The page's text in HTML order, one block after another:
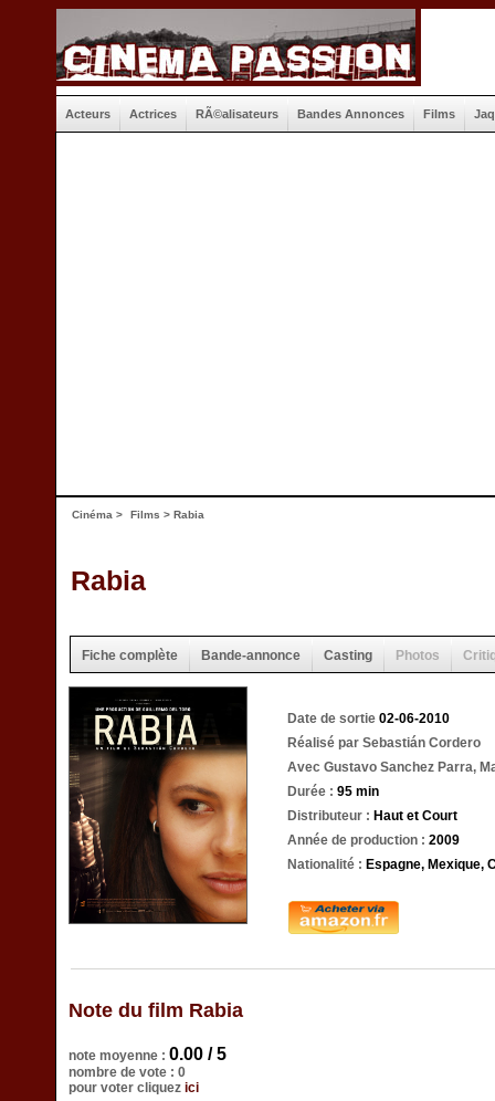
Acteurs Actrices RÃ©alisateurs Bandes Annonces Films
Cinéma > Films > Rabia
Rabia
Fiche complète Bande-annonce Casting Photos
Date de sortie 02-06-2010
Réalisé par Sebastián Cordero
Avec Gustavo Sanchez Parra,
Durée : 95 min
Distributeur : Haut et Court
Année de production : 2009
Nationalité : Espagne, Mexique,
Note du film Rabia
note moyenne : 0.00 / 5
nombre de vote : 0
pour voter cliquez ici